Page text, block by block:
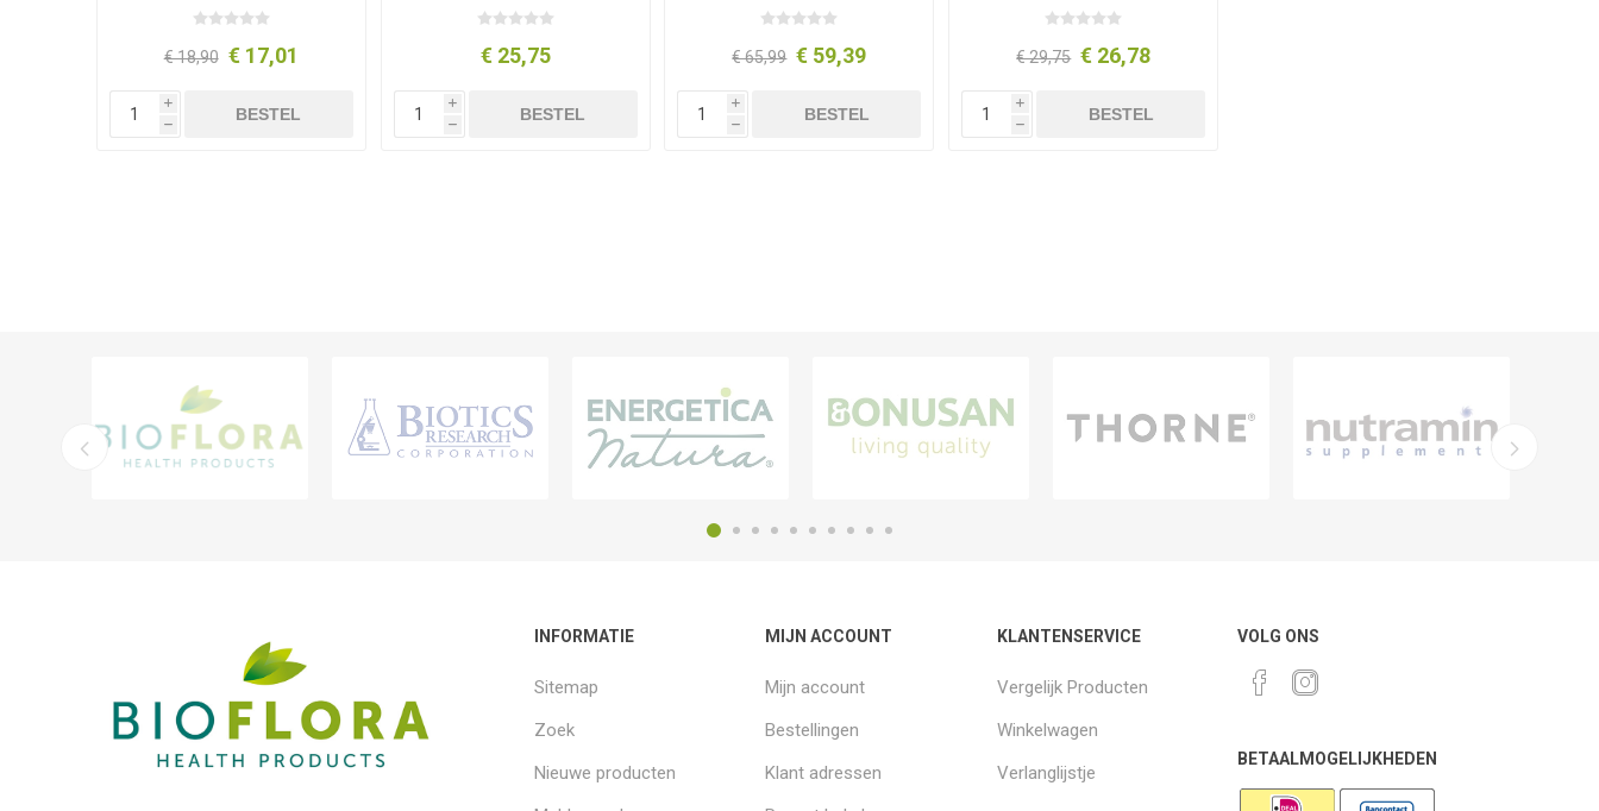
€ 18,90 € 17,01
i
h
BESTEL
€ 25,75
i
h
BESTEL
€ 65,99 € 59,39
i
h
BESTEL
€ 29,75 € 26,78
i
h
BESTEL
INFORMATIE
Sitemap
Zoek
Nieuwe producten
MIJN ACCOUNT
Mijn account
Bestellingen
Klant adressen
KLANTENSERVICE
Vergelijk Producten
Winkelwagen
Verlanglijstje
VOLG ONS
BETAALMOGELIJKHEDEN